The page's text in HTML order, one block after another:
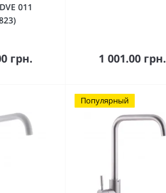
011
грн. 1 001.00 грн.
В корзину
Популярный